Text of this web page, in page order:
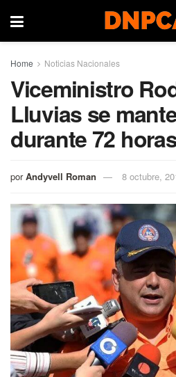
Home Noticias Nacionales
Viceministro
Lluvias se
durante 72
por Andyvell Roman 8 octubre,